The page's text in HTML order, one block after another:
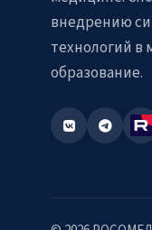
внедрению
технологий в
образование.